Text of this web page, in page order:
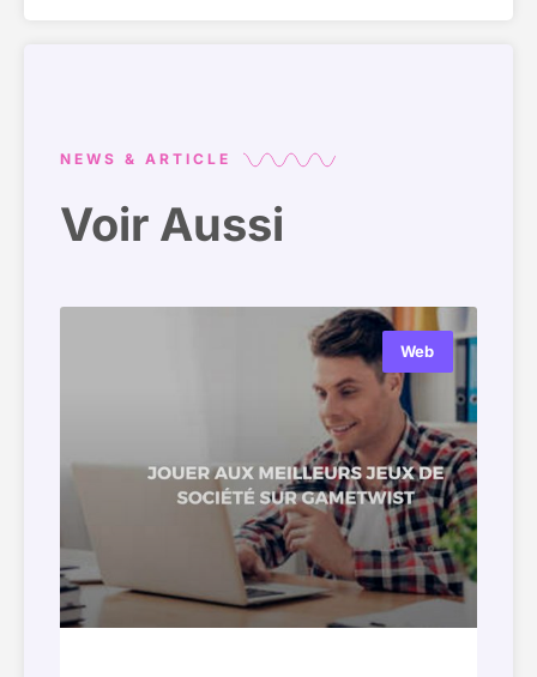
NEWS & ARTICLE
Voir Aussi
Web